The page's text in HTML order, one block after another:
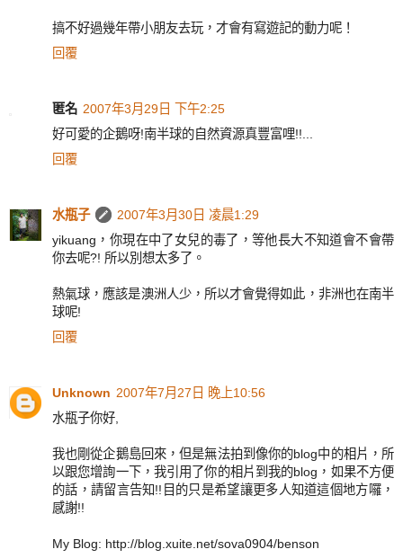
搞不好過幾年帶小朋友去玩，才會有寫遊記的動力呢！
回覆
匿名 2007年3月29日 下午2:25
好可愛的企鵝呀!南半球的自然資源真豐富哩!!...
回覆
水瓶子
2007年3月30日 凌晨1:29
yikuang，你現在中了女兒的毒了，等他長大不知道會不會帶
你去呢?! 所以別想太多了。
熱氣球，應該是澳洲人少，所以才會覺得如此，非洲也在南半
球呢!
回覆
Unknown 2007年7月27日 晚上10:56
水瓶子你好,
我也剛從企鵝島回來，但是無法拍到像你的blog中的相片，所
以跟您增詢一下，我引用了你的相片到我的blog，如果不方便
的話，請留言告知!!目的只是希望讓更多人知道這個地方囉，
感謝!!
My Blog: http://blog.xuite.net/sova0904/benson